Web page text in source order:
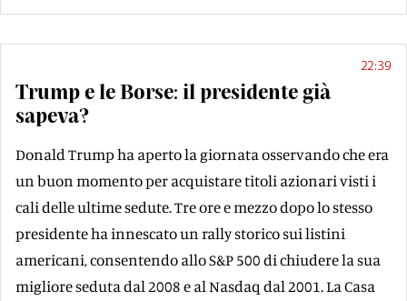
22:39
Trump e le Borse: il presidente già
sapeva?
Donald Trump ha aperto la giornata osservando che era
un buon momento per acquistare titoli azionari visti i
cali delle ultime sedute. Tre ore e mezzo dopo lo stesso
presidente ha innescato un rally storico sui listini
americani, consentendo allo S&P 500 di chiudere la sua
migliore seduta dal 2008 e al Nasdaq dal 2001. La Casa